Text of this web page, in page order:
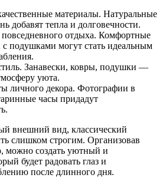
материалы. Натуральные
добавят тепла и долговечности.
отдыха. Комфортные
с подушками могут стать идеальным
Занавески, ковры, подушки —
уюта.
личного декора. Фотографии в
часы придадут
внешний вид, классический
слишком строгим. Организовав
можно создать уютный и
будет радовать глаз и
после длинного дня.